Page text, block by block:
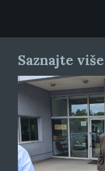
Saznajte više